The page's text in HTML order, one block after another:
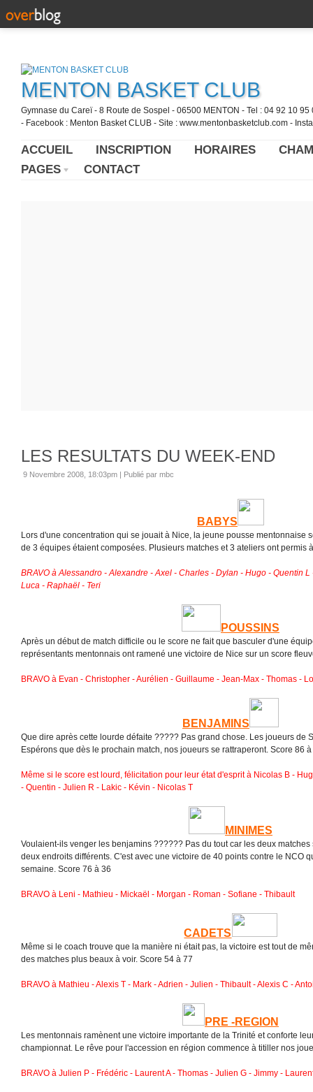
MENTON BASKET CLUB
Gymnase du Careï - 8 Route de Sospel - 06500 MENTON - Tel : 04 92 10
- Facebook : Menton Basket CLUB - Site : www.mentonbasketclub.com -
ACCUEIL INSCRIPTION HORAIRES
PAGES
CONTACT
LES RESULTATS DU WEEK-END
9 Novembre 2008, 18:03pm | Publié par mbc
BABYS
Lors d'une concentration qui se jouait à Nice, la jeune pousse mentonnaise
de 3 équipes étaient composées. Plusieurs matches et 3 ateliers ont permis
BRAVO à Alessandro - Alexandre - Axel - Charles - Dylan - Hugo - Quentin
Luca - Raphaël - Teri
POUSSINS
Après un début de match difficile ou le score ne fait que basculer d'une
représentants mentonnais ont ramené une victoire de Nice sur un score
BRAVO à Evan - Christopher - Aurélien - Guillaume - Jean-Max - Thomas -
BENJAMINS
Que dire après cette lourde défaite ????? Pas grand chose. Les joueurs de
Espérons que dès le prochain match, nos joueurs se rattraperont. Score 86
Même si le score est lourd, félicitation pour leur état d'esprit à Nicolas B -
- Quentin - Julien R - Lakic - Kévin - Nicolas T
MINIMES
Voulaient-ils venger les benjamins ?????? Pas du tout car les deux
deux endroits différents. C'est avec une victoire de 40 points contre le NCO
semaine. Score 76 à 36
BRAVO à Leni - Mathieu - Mickaël - Morgan - Roman - Sofiane - Thibault
CADETS
Même si le coach trouve que la manière ni était pas, la victoire est tout de
des matches plus beaux à voir. Score 54 à 77
BRAVO à Mathieu - Alexis T - Mark - Adrien - Julien - Thibault - Alexis C -
PRE -REGION
Les mentonnais ramènent une victoire importante de la Trinité et conforte
championnat. Le rêve pour l'accession en région commence à titiller nos
BRAVO à Julien P - Frédéric - Laurent A - Thomas - Julien G - Jimmy -